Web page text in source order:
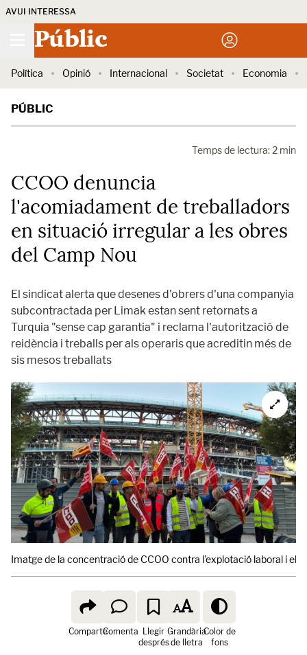
AVUI INTERESSA
Públic
Política Opinió Internacional Societat Economia
PÚBLIC
Temps de lectura: 2 min
CCOO denuncia
l'acomiadament de treballadors
en situació irregular a les obres
del Camp Nou
El sindicat alerta que desenes d'obrers d'una companyia
subcontractada per Limak estan sent retornats a
Turquia "sense cap garantia" i reclama l'autorització de
reidència i treballs per als operaris que acreditin més de
sis mesos treballats
Imatge de la concentració de CCOO contra l'explotació laboral i
ComparteComenta Llegir
després
Grandària
de lletra
Color de
fons